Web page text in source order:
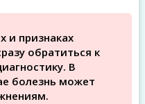
и признаках
обратиться к
В
болезнь может